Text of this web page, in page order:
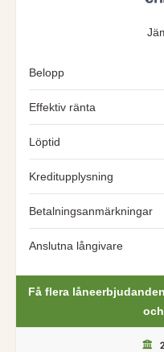
Belopp
Effektiv ränta
Löptid
Kreditupplysning
Betalningsanmärkningar
Anslutna långivare
Få flera